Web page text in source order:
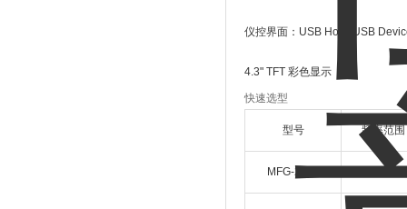
仪控界面： USB Host/ USB
4.3" TFT 彩色显示
快速选型
型号 频率范围
MFG-2110